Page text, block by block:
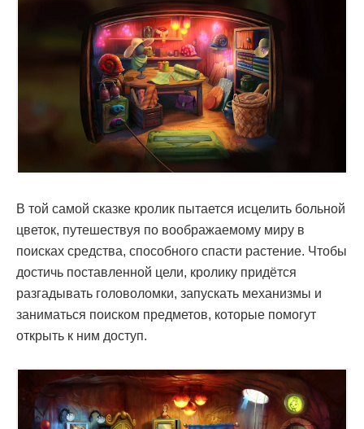
В той самой сказке кролик пытается исцелить больной
цветок, путешествуя по воображаемому миру в
поисках средства, способного спасти растение. Чтобы
достичь поставленной цели, кролику придётся
разгадывать головоломки, запускать механизмы и
заниматься поиском предметов, которые помогут
открыть к ним доступ.